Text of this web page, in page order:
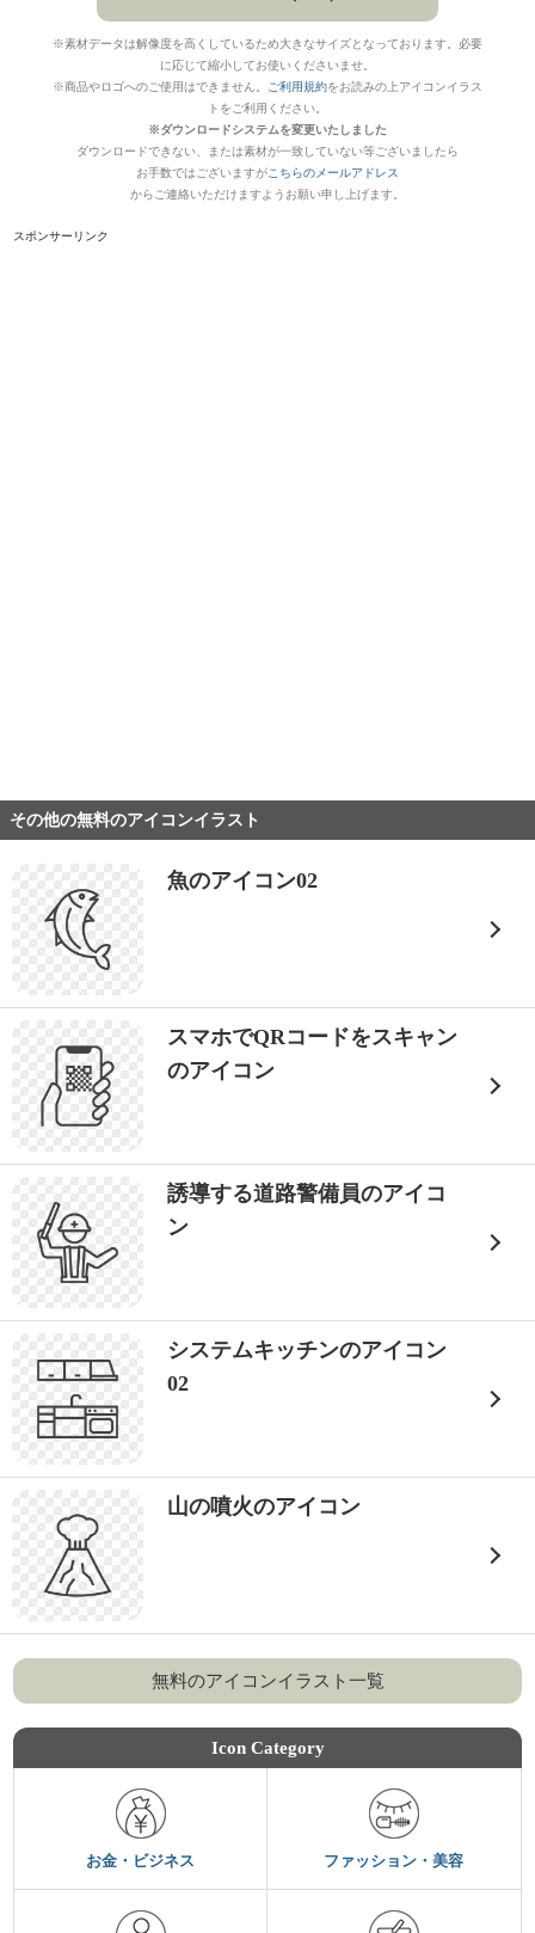
※素材データは解像度を高くしているため大きなサイズとなっております。必要
に応じて縮小してお使いくださいませ。
※商品やロゴへのご使用はできません。
ご利用規約をお読みの上アイコンイラス
トをご利用ください。
※ダウンロードシステムを変更いたしました
ダウンロードできない、または素材が一致していない等ございましたら
お手数ではございますがこちらのメールアドレス
からご連絡いただけますようお願い申し上げます。
スポンサーリンク
その他の無料のアイコンイラスト
魚のアイコン02
スマホでQRコードをスキャン
のアイコン
誘導する道路警備員のアイコ
ン
システムキッチンのアイコン
02
山の噴火のアイコン
無料のアイコンイラスト一覧
Icon Category
お金・ビジネス ファッション・美容